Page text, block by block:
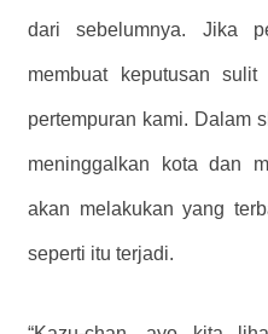
dari sebelumnya. Jika
membuat keputusan sulit
pertempuran kami. Dalam
meninggalkan kota dan
akan melakukan yang
seperti itu terjadi.